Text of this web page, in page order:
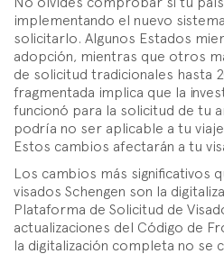
implementando el nuevo
solicitarlo. Algunos Estados
adopción, mientras que otros
de solicitud tradicionales hasta
fragmentada implica que la
funcionó para la solicitud de tu
podría no ser aplicable a tu viaje
Estos cambios afectarán a tu
Los cambios más significativos
visados Schengen son la
Plataforma de Solicitud de
actualizaciones del Código de
la digitalización completa no se